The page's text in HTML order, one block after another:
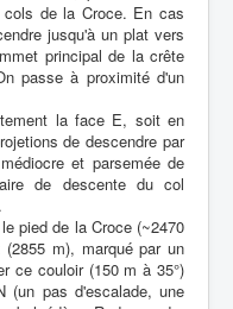
de la Croce. En cas
jusqu'à un plat vers
principal de la crête
passe à proximité d'un
la face E, soit en
de descendre par
et parsemée de
de descente du col
pied de la Croce (~2470
m), marqué par un
ce couloir (150 m à 35°)
(un pas d'escalade, une